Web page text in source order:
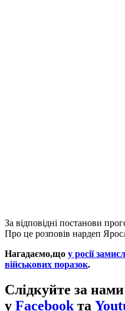
За відповідні постанови
Про це розповів нардеп
Нагадаємо,що у росії
військових поразок.
Слідкуйте за нами
у Facebook та